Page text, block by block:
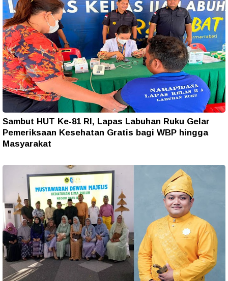
Sambut HUT Ke-81 RI, Lapas Labuhan Ruku Gelar
Pemeriksaan Kesehatan Gratis bagi WBP hingga
Masyarakat